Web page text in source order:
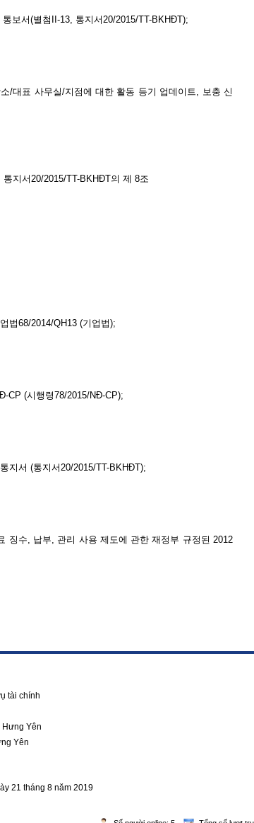
보서(별첨II-13, 통지서20/2015/TT-BKHĐT);
/대표 사무실/지점에 대한 활동 등기 업데이트, 보충 신
지서20/2015/TT-BKHĐT의 제 8조
법68/2014/QH13 (기업법);
CP (시행령78/2015/NĐ-CP);
지서 (통지서20/2015/TT-BKHĐT);
징수, 납부, 관리 사용 제도에 관한 재정부 규정된 2012
tài chính
Yên
Yên
21 tháng 8 năm 2019